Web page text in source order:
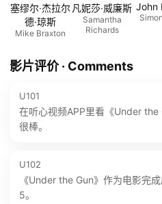
塞缪尔·杰拉尔
德·琼斯
Mike Braxton
凡妮莎·威廉斯
Samantha
Richards
John
影片评价 · Comments
U101
在听心视频APP里看《Under
很棒。
U102
《Under the Gun》作为电影完
5。